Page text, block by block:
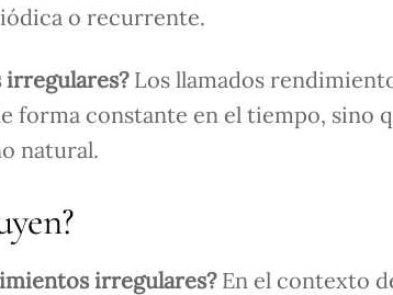
o recurrente.
irregulares? Los llamados
forma constante en el tiempo, sino
natural.
irregulares? En el contexto